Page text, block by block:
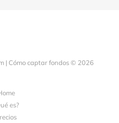
| Cómo captar fondos © 2026
es?